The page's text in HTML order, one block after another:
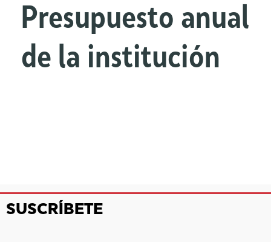
Presupuesto anual
de la institución
SUSCRÍBETE